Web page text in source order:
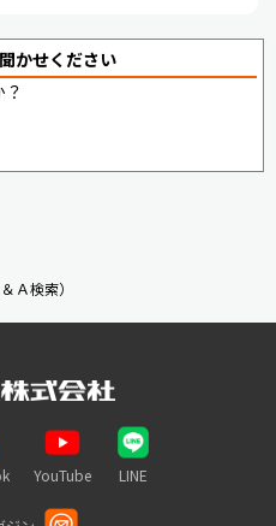
かせください
Ａ検索）
YouTube LINE